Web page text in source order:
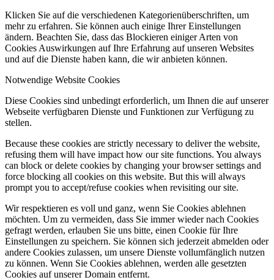
Klicken Sie auf die verschiedenen Kategorienüberschriften, um
mehr zu erfahren. Sie können auch einige Ihrer Einstellungen
ändern. Beachten Sie, dass das Blockieren einiger Arten von
Cookies Auswirkungen auf Ihre Erfahrung auf unseren Websites
und auf die Dienste haben kann, die wir anbieten können.
Notwendige Website Cookies
Diese Cookies sind unbedingt erforderlich, um Ihnen die auf unserer
Webseite verfügbaren Dienste und Funktionen zur Verfügung zu
stellen.
Because these cookies are strictly necessary to deliver the website,
refusing them will have impact how our site functions. You always
can block or delete cookies by changing your browser settings and
force blocking all cookies on this website. But this will always
prompt you to accept/refuse cookies when revisiting our site.
Wir respektieren es voll und ganz, wenn Sie Cookies ablehnen
möchten. Um zu vermeiden, dass Sie immer wieder nach Cookies
gefragt werden, erlauben Sie uns bitte, einen Cookie für Ihre
Einstellungen zu speichern. Sie können sich jederzeit abmelden oder
andere Cookies zulassen, um unsere Dienste vollumfänglich nutzen
zu können. Wenn Sie Cookies ablehnen, werden alle gesetzten
Cookies auf unserer Domain entfernt.